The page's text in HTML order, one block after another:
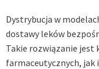
Dystrybucja w
dostawy leków
Takie rozwiązanie
farmaceutycznych, jak